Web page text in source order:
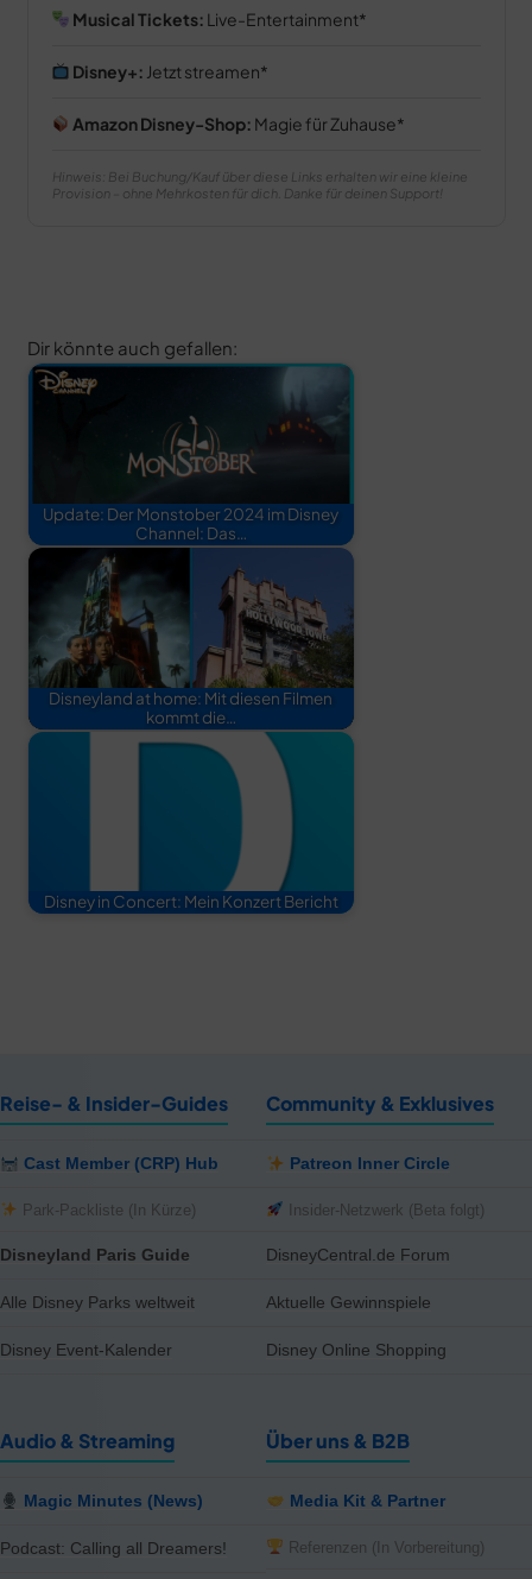
Musical Tickets: Live-Entertainment
Disney+: Jetzt streamen
Amazon Disney-Shop: Magie für Zuhause
Hinweis: Bei Buchung/Kauf über diese Links erhalten wir eine kleine
Provision – ohne Mehrkosten für dich. Danke für deinen Support!
Dir könnte auch gefallen:
Update: Der Monstober 2024 im Disney
Channel: Das…
Disneyland at home: Mit diesen Filmen
kommt die…
Disney in Concert: Mein Konzert Bericht
Reise- & Insider-Guides
Cast Member (CRP) Hub
Park-Packliste (In Kürze)
Disneyland Paris Guide
Alle Disney Parks weltweit
Disney Event-Kalender
Community & Exklusives
Patreon Inner Circle
Insider-Netzwerk (Beta folgt)
DisneyCentral.de Forum
Aktuelle Gewinnspiele
Disney Online Shopping
Audio & Streaming
Magic Minutes (News)
Podcast: Calling all Dreamers!
Über uns & B2B
Media Kit & Partner
Referenzen (In Vorbereitung)